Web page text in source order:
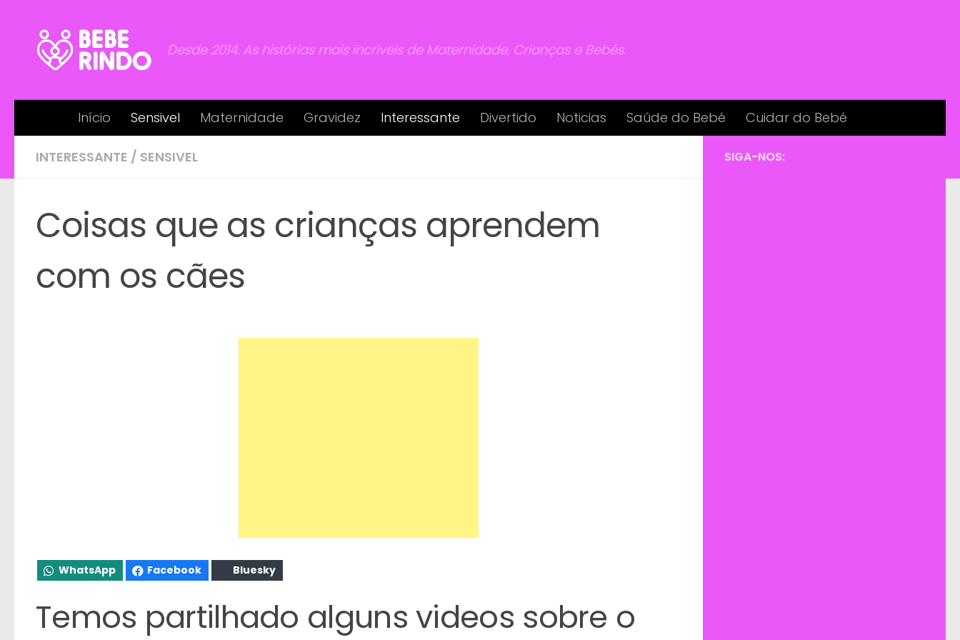
Desde 2014. As histórias mais incríveis de Maternidade, Crianças e Bebés.
Início Sensivel Maternidade Gravidez Interessante Divertido Noticias Saúde do Bebé Cuidar do Bebé
INTERESSANTE / SENSIVEL
Coisas que as crianças aprendem
com os cães
WhatsApp Facebook Bluesky
Temos partilhado alguns videos sobre o
SIGA-NOS: